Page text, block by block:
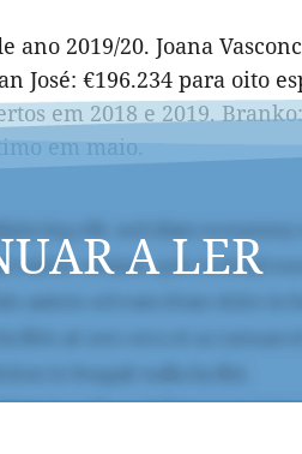
ano 2019/20. Joana
José: €196.234 para oito
em 2018 e 2019.
em maio.
A LER